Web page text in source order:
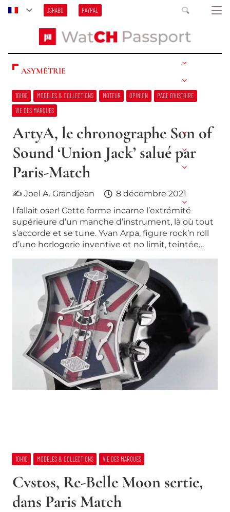
JSHABO PAYPAL
ASYMÉTRIE
10H10 MODELES & COLLECTIONS MOTEUR OPINION
PAGE D’HISTOIRE
VIE DES MARQUES
ArtyA, le chronographe Son of
Sound ‘Union Jack’ salué par
Paris-Match
✍ Joel A. Grandjean
8 décembre 2021
l fallait oser! Cette forme incarne l’extrémité
supérieure d’un manche d’instrument, là où tout
s’accorde et se tune. Yvan Arpa, figure rock’n roll
d’une horlogerie inventive et no limit, teintée…
10H10 MODELES & COLLECTIONS VIE DES MARQUES
Cvstos, Re-Belle Moon sertie,
dans Paris Match